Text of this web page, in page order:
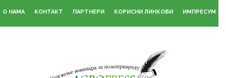
О НАМА КОНТАКТ ПАРТНЕРИ КОРИСНИ ЛИНКОВИ ИМПРЕСУМ